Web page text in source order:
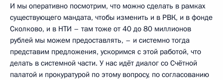
И мы оперативно посмотрим, что можно сделать в рамках
существующего мандата, чтобы изменить и в РВК, и в фонде
Сколково, и в НТИ – там тоже от 40 до 80 миллионов
рублей мы можем предоставлять, – и системно тогда
представим предложения, ускоримся с этой работой, что
делать в системной части. У нас идёт диалог со Счётной
палатой и прокуратурой по этому вопросу, по согласованию